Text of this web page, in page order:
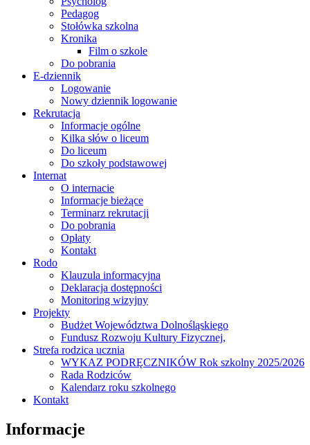
Pedagog
Stołówka szkolna
Kronika
Film o szkole
Do pobrania
E-dziennik
Logowanie
Nowy dziennik logowanie
Rekrutacja
Informacje ogólne
Kilka słów o liceum
Do liceum
Do szkoły podstawowej
Internat
O internacie
Informacje bieżące
Terminarz rekrutacji
Do pobrania
Opłaty
Kontakt
Rodo
Klauzula informacyjna
Deklaracja dostępności
Monitoring wizyjny
Projekty
Budżet Województwa Dolnośląskiego
Fundusz Rozwoju Kultury Fizycznej,
Strefa rodzica ucznia
WYKAZ PODRĘCZNIKÓW Rok szkolny 2025/2026
Rada Rodziców
Kalendarz roku szkolnego
Kontakt
Informacje